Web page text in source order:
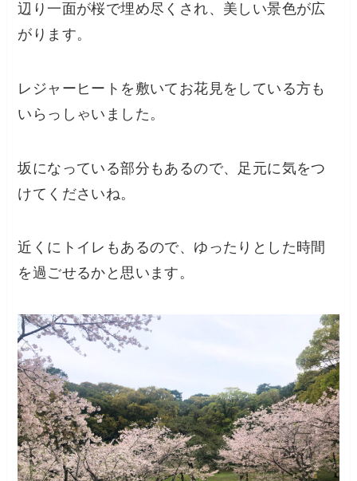
辺り一面が桜で埋め尽くされ、美しい景色が広
がります。
レジャーヒートを敷いてお花見をしている方も
いらっしゃいました。
坂になっている部分もあるので、足元に気をつ
けてくださいね。
近くにトイレもあるので、ゆったりとした時間
を過ごせるかと思います。